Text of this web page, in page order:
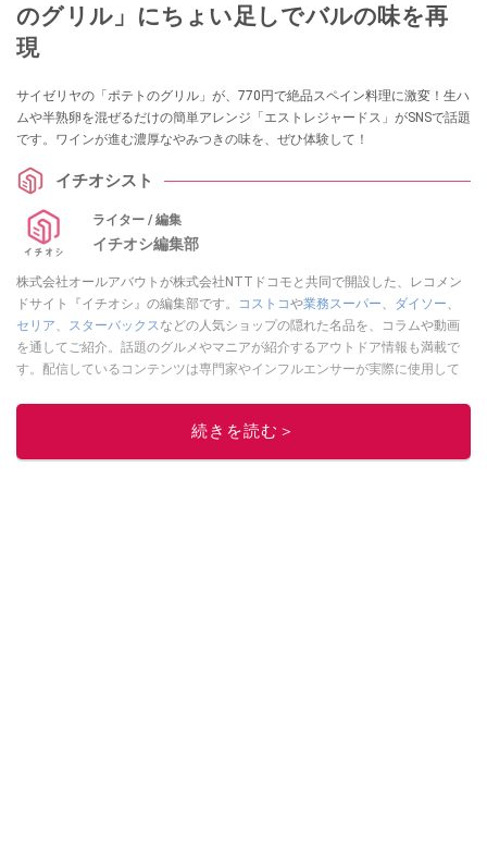
のグリル」にちょい足しでバルの味を再
現
サイゼリヤの「ポテトのグリル」が、770円で絶品スペイン料理に激変！生ハ
ムや半熟卵を混ぜるだけの簡単アレンジ「エストレジャードス」がSNSで話題
です。ワインが進む濃厚なやみつきの味を、ぜひ体験して！
イチオシスト
ライター / 編集
イチオシ編集部
株式会社オールアバウトが株式会社NTTドコモと共同で開設した、レコメン
ドサイト『イチオシ』の編集部です。
コストコや業務スーパー、 ダイソー、
セリア、 スターバックスなどの人気ショップの隠れた名品を、コラムや動画
を通してご紹介。話題のグルメやマニアが紹介するアウトドア情報も満載で
す。配信しているコンテンツは専門家やインフルエンサーが実際に使用して
ニュースでフォロー
続きを読む＞